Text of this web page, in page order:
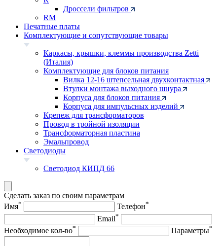
Дроссели фильтров
RM
Печатные платы
Комплектующие и сопутствующие товары
Каркасы, крышки, клеммы производства Zetti
(Италия)
Комплектующие для блоков питания
Вилка 12-16 штепсельная двухконтактная
Втулки монтажа выходного шнура
Корпуса для блоков питания
Корпуса для импульсных изделий
Крепеж для трансформаторов
Провод в тройной изоляции
Трансформаторная пластина
Эмальпровод
Светодиоды
Светодиод КИПД 66
Сделать заказ по своим параметрам
Имя* Телефон*
Email*
Необходимое кол-во* Параметры*